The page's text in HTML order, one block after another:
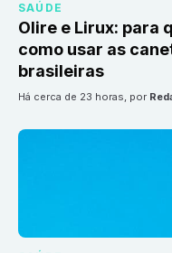
SAÚDE
Olire e Lirux: para
como usar as
brasileiras
há cerca de 23 horas, por